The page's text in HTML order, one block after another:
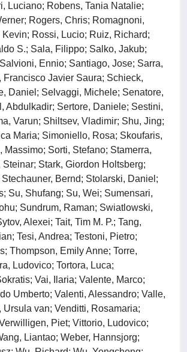
Luciano; Robens, Tania Natalie;
Rogers, Chris; Romagnoni,
Kevin; Rossi, Lucio; Ruiz, Richard;
S.; Sala, Filippo; Salko, Jakub;
Ennio; Santiago, Jose; Sarra,
Francisco Javier Saura; Schieck,
Daniel; Selvaggi, Michele; Senatore,
Abdulkadir; Sertore, Daniele; Sestini,
Varun; Shiltsev, Vladimir; Shu, Jing;
Maria; Simoniello, Rosa; Skoufaris,
Massimo; Sorti, Stefano; Stamerra,
Stark, Giordon Holtsberg;
Bernd; Stolarski, Daniel;
Su, Shufang; Su, Wei; Sumensari,
Sundrum, Raman; Swiatlowski,
Alexei; Tait, Tim M. P.; Tang,
Tesi, Andrea; Testoni, Pietro;
Thompson, Emily Anne; Torre,
Ludovico; Tortora, Luca;
Vai, Ilaria; Valente, Marco;
Umberto; Valenti, Alessandro; Valle,
Ursula van; Venditti, Rosamaria;
Piet; Vittorio, Ludovico;
Liantao; Weber, Hannsjorg;